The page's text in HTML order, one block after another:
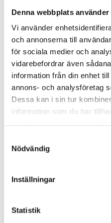
Denna webbplats
Vi använder
och annonserna till
för sociala medier och
vidarebefordrar även
information från din enhet
annons- och analysföretag
Dessa kan i sin tur
information som du har
Nödvändig
Inställningar
Statistik
TypeError:
function at
https://
(<anonymous>) at K
(https://
(https://
(https://
(https://
https://
(https://
(https://